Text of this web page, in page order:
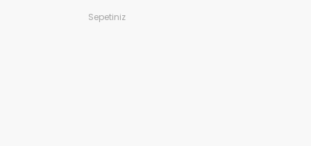
Sepetiniz